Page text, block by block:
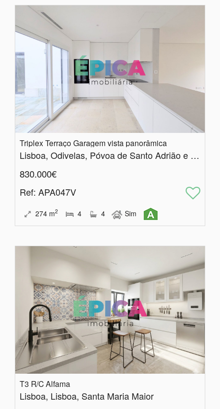
Triplex Terraço Garagem vista panorâmica
Lisboa, Odivelas, Póvoa de Santo Adrião e Olival Basto
830.000€
Ref: APA047V
274 m2 4 4 Sim
T3 R/C Alfama
Lisboa, Lisboa, Santa Maria Maior